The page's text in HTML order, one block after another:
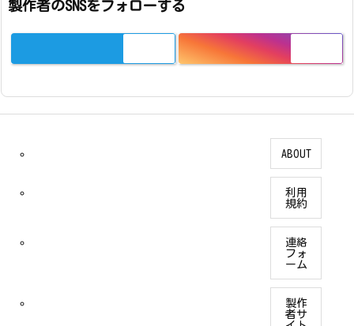
製作者のSNSをフォローする
ABOUT
利用
規約
連絡
フォ
ーム
製作
者サ